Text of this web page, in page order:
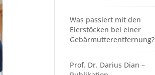
Was passiert mit den
Eierstöcken bei einer
Gebärmutterentfernung?
Prof. Dr. Darius Dian –